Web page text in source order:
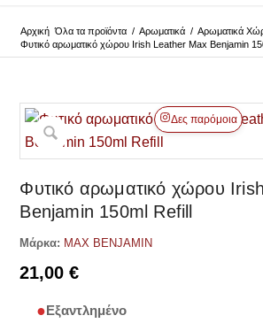
Αρχική Όλα τα προϊόντα / Αρωματικά / Αρωματικά
Φυτικό αρωματικό χώρου Irish Leather Max Benjamin
Δες παρόμοια
Φυτικό αρωματικό χώρου
Benjamin 150ml Refill
Μάρκα: MAX BENJAMIN
21,00€
Εξαντλημένο